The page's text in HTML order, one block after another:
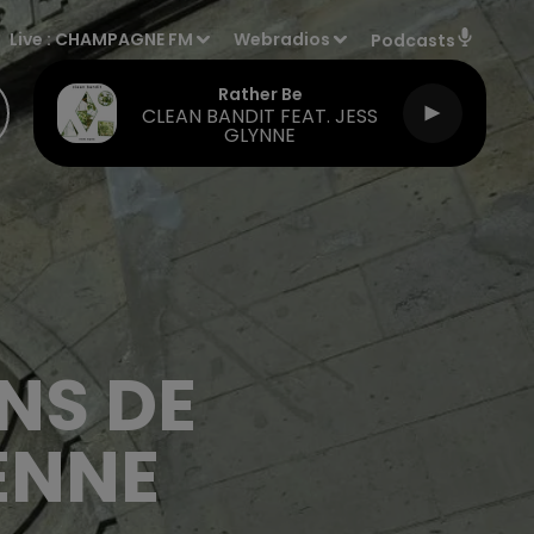
Live :CHAMPAGNE FM Webradios Podcasts
Rather Be
CLEAN BANDIT FEAT. JESS
GLYNNE
DE